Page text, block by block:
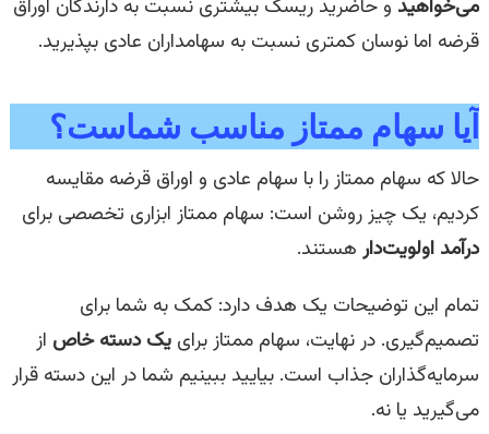
می‌خواهید و حاضرید ریسک بیشتری نسبت به دارندگان اوراق
قرضه اما نوسان کمتری نسبت به سهامداران عادی بپذیرید.
آیا سهام ممتاز مناسب شماست؟
حالا که سهام ممتاز را با سهام عادی و اوراق قرضه مقایسه
کردیم، یک چیز روشن است: سهام ممتاز ابزاری تخصصی برای
درآمد اولویت‌دارهستند.
تمام این توضیحات یک هدف دارد: کمک به شما برای
تصمیم‌گیری. در نهایت، سهام ممتاز برای یک دسته خاص از
سرمایه‌گذاران جذاب است. بیایید ببینیم شما در این دسته قرار
می‌گیرید یا نه.